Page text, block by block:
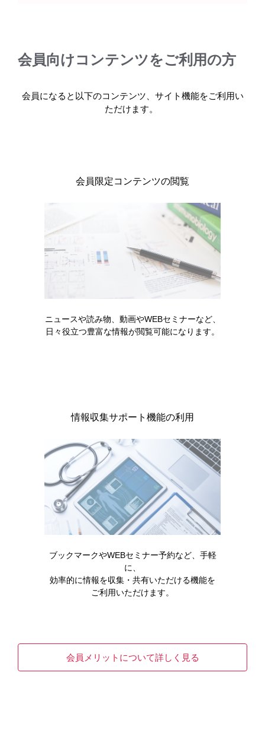
警告
与により、腎不全、心不全、感染症、全身痙攣、意識障
害、脳梗塞、血栓性微小血管障害、汎血球減少症等の重篤
な副作用が発現することが知られている。これらは致死的
＜出典＞
グラセプターカプセル0.5mg,1mg,5mgインタビュー
フォーム
発現機序
GRA-AMN-00005（2026年3月作成）
製品に関する注目コンテンツ
【WEB限定】臓器移植におけるタクロリムス
血中濃度の考え方
会員向けコンテンツをご利用の方
会員になると以下のコンテンツ、サイト機能をご利用い
ただけます。
会員限定コンテンツの閲覧
ニュースや読み物、動画やWEBセミナーなど、
日々役立つ豊富な情報が閲覧可能になります。
情報収集サポート機能の利用
ブックマークやWEBセミナー予約など、手軽
に、
効率的に情報を収集・共有いただける機能を
ご利用いただけます。
会員メリットについて詳しく見る